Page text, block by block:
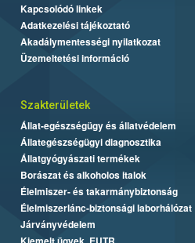
Kapcsolódó linkek
Adatkezelési tájékoztató
Akadálymentességi nyilatkozat
Üzemeltetési információ
Szakterületek
Állat-egészségügy és állatvédelem
Állategészségügyi diagnosztika
Állatgyógyászati termékek
Borászat és alkoholos italok
Élelmiszer- és takarmánybiztonság
Élelmiszerlánc-biztonsági laborhálózat
Járványvédelem